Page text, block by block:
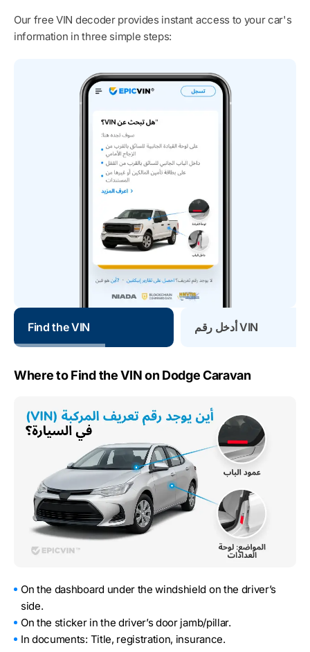
Our free VIN decoder provides instant access to your car's
information in three simple steps:
Find the VIN أدخل رقم VIN
Where to Find the VIN on Dodge Caravan
On the dashboard under the windshield on the driver’s
side.
On the sticker in the driver’s door jamb/pillar.
In documents: Title, registration, insurance.